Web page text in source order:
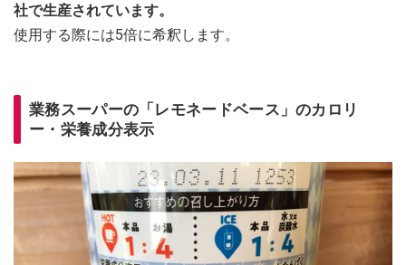
社で生産されています。
使用する際には5倍に希釈します。
業務スーパーの「レモネードベース」のカロリ
ー・栄養成分表示